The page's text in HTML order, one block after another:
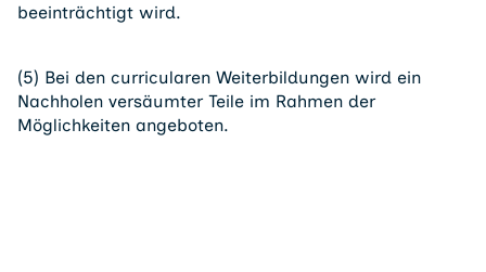
beeinträchtigt wird.
(5) Bei den curricularen Weiterbildungen wird ein
Nachholen versäumter Teile im Rahmen der
Möglichkeiten angeboten.